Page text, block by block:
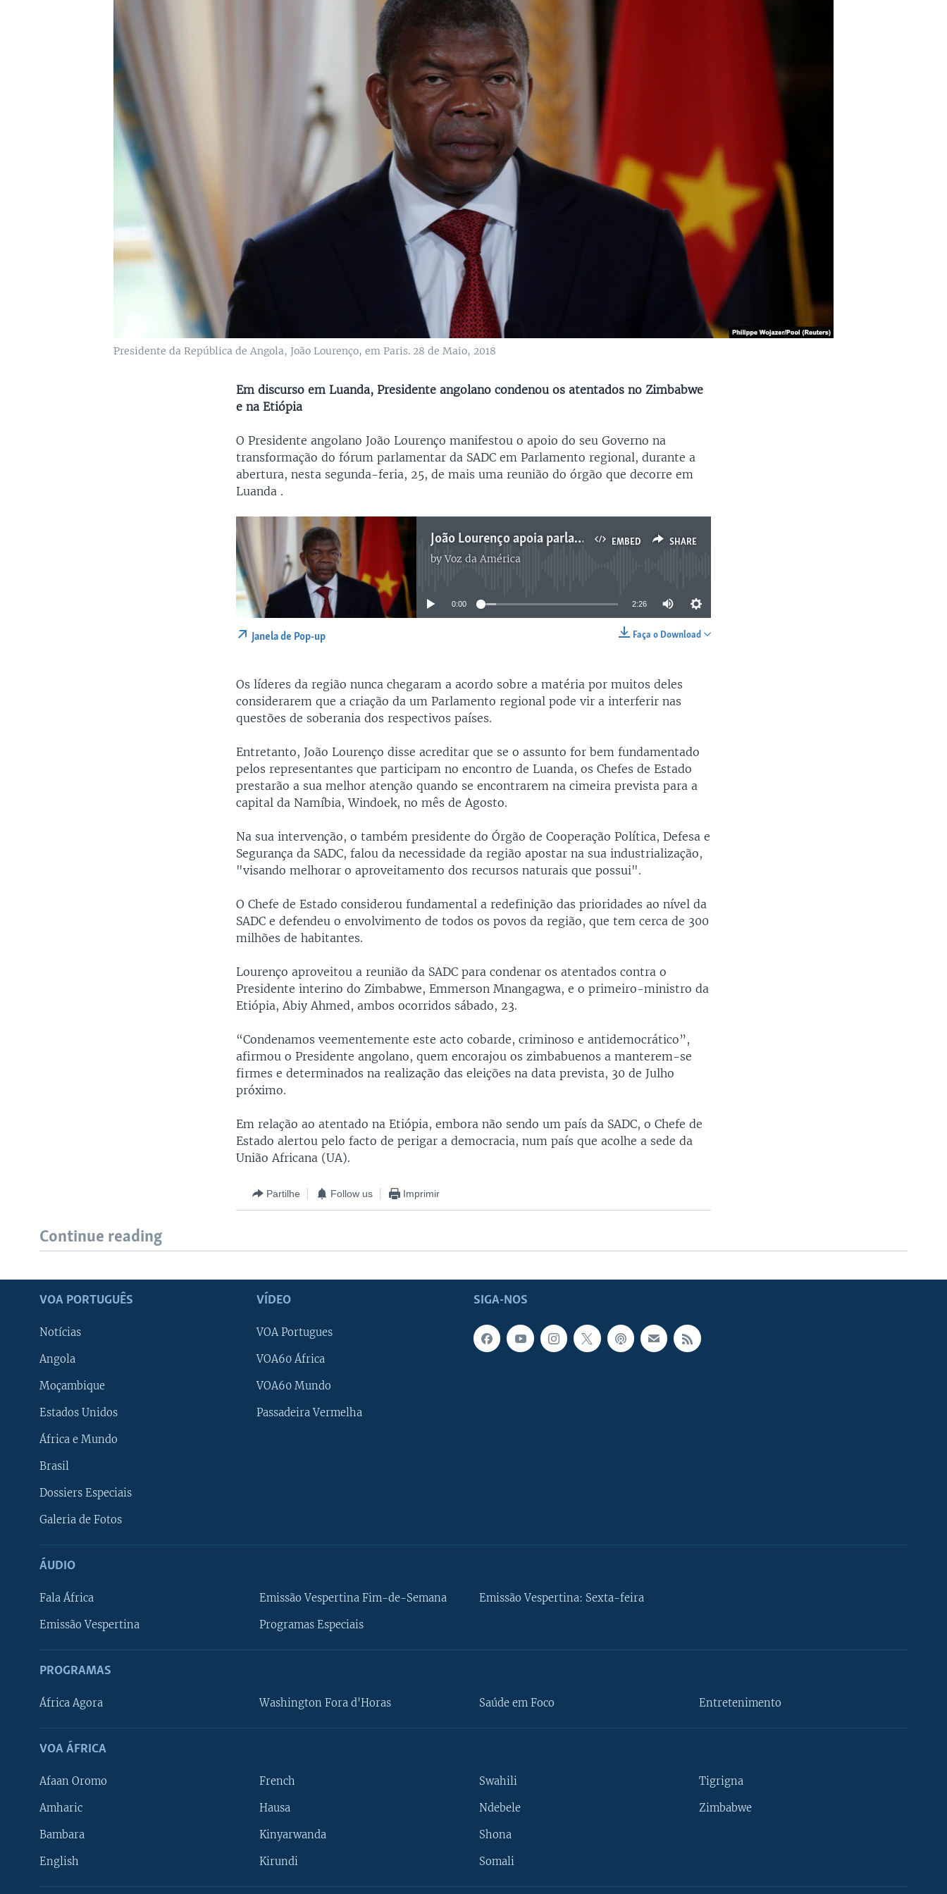
Presidente da República de Angola, João Lourenço, em Paris. 28 de Maio, 2018
Em discurso em Luanda, Presidente angolano condenou os atentados no Zimbabwe
e na Etiópia
O Presidente angolano João Lourenço manifestou o apoio do seu Governo na
transformação do fórum parlamentar da SADC em Parlamento regional, durante a
abertura, nesta segunda-feria, 25, de mais uma reunião do órgão que decorre em
Luanda .
EMBED SHARE
João Lourenço apoia parlamento da SADC - 2:26
byVoz da América
No media source currently available
0:00 2:26
Faça o Download
Janela de Pop-up
Os líderes da região nunca chegaram a acordo sobre a matéria por muitos deles
considerarem que a criação da um Parlamento regional pode vir a interferir nas
questões de soberania dos respectivos países.
Entretanto, João Lourenço disse acreditar que se o assunto for bem fundamentado
pelos representantes que participam no encontro de Luanda, os Chefes de Estado
prestarão a sua melhor atenção quando se encontrarem na cimeira prevista para a
capital da Namíbia, Windoek, no mês de Agosto.
Na sua intervenção, o também presidente do Órgão de Cooperação Política, Defesa e
Segurança da SADC, falou da necessidade da região apostar na sua industrialização,
"visando melhorar o aproveitamento dos recursos naturais que possui".
O Chefe de Estado considerou fundamental a redefinição das prioridades ao nível da
SADC e defendeu o envolvimento de todos os povos da região, que tem cerca de 300
milhões de habitantes.
Lourenço aproveitou a reunião da SADC para condenar os atentados contra o
Presidente interino do Zimbabwe, Emmerson Mnangagwa, e o primeiro-ministro da
Etiópia, Abiy Ahmed, ambos ocorridos sábado, 23.
“Condenamos veementemente este acto cobarde, criminoso e antidemocrático”,
afirmou o Presidente angolano, quem encorajou os zimbabuenos a manterem-se
firmes e determinados na realização das eleições na data prevista, 30 de Julho
próximo.
Em relação ao atentado na Etiópia, embora não sendo um país da SADC, o Chefe de
Estado alertou pelo facto de perigar a democracia, num país que acolhe a sede da
União Africana (UA).
Partilhe Follow us Imprimir
Continue reading
SIGA-NOS
VOA PORTUGUÊS
Notícias
Angola
Moçambique
Estados Unidos
África e Mundo
Brasil
Dossiers Especiais
Galeria de Fotos
VÍDEO
VOA Portugues
VOA60 África
VOA60 Mundo
Passadeira Vermelha
ÁUDIO
Fala África
Emissão Vespertina
Emissão Vespertina Fim-de-Semana
Programas Especiais
Emissão Vespertina: Sexta-feira
PROGRAMAS
África Agora Washington Fora d'Horas Saúde em Foco Entretenimento
VOA ÁFRICA
Afaan Oromo
Amharic
Bambara
English
French
Hausa
Kinyarwanda
Kirundi
Swahili
Ndebele
Shona
Somali
Tigrigna
Zimbabwe